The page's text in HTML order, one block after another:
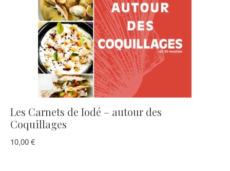
Les Carnets de Iodé – autour des
Coquillages
10,00€